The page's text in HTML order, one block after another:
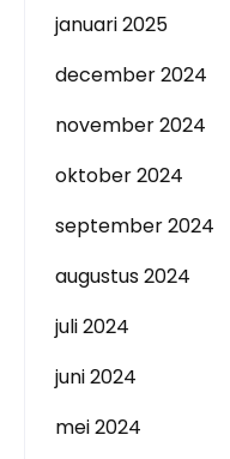
januari 2025
december 2024
november 2024
oktober 2024
september 2024
augustus 2024
juli 2024
juni 2024
mei 2024